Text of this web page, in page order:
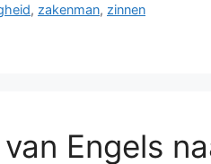
, zakenman, zinnen
Engels